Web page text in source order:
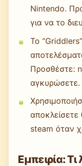
Nintendo.
για να το
Το
Προσθέστε:
αγκυρώσετε.
steam όταν
Εμπειρία: Τι